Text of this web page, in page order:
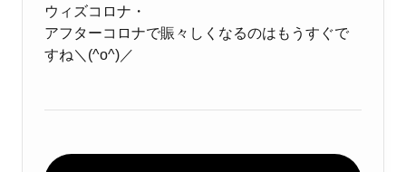
ウィズコロナ・
アフターコロナで賑々しくなるのはもうすぐで
すね＼(^o^)／